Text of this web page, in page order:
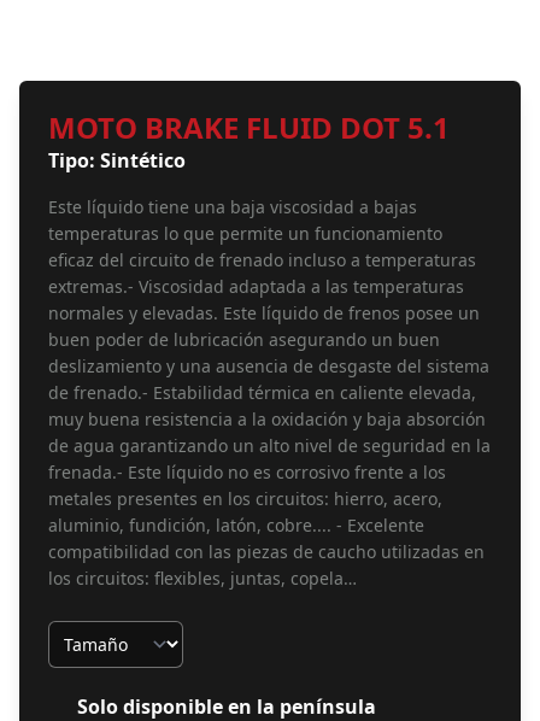
MOTO BRAKE FLUID DOT 5.1
Tipo: Sintético
Este líquido tiene una baja viscosidad a bajas
temperaturas lo que permite un funcionamiento
eficaz del circuito de frenado incluso a temperaturas
extremas.- Viscosidad adaptada a las temperaturas
normales y elevadas. Este líquido de frenos posee un
buen poder de lubricación asegurando un buen
deslizamiento y una ausencia de desgaste del sistema
de frenado.- Estabilidad térmica en caliente elevada,
muy buena resistencia a la oxidación y baja absorción
de agua garantizando un alto nivel de seguridad en la
frenada.- Este líquido no es corrosivo frente a los
metales presentes en los circuitos: hierro, acero,
aluminio, fundición, latón, cobre.... - Excelente
compatibilidad con las piezas de caucho utilizadas en
los circuitos: flexibles, juntas, copela…
Tamaño
Solo disponible en la península